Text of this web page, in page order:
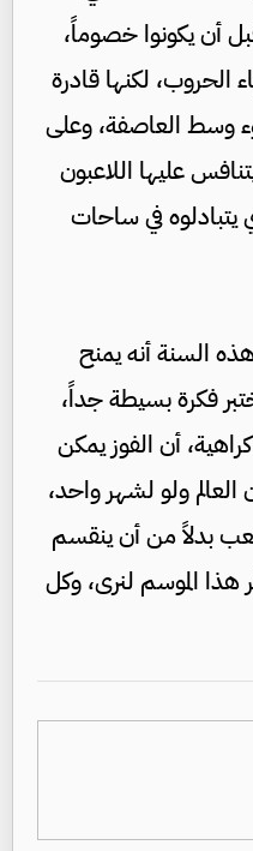
أن يكونوا خصوماً،
الحروب، لكنها قادرة
وسط العاصفة، وعلى
عليها اللاعبون
في ساحات
السنة أنه يمنح
فكرة بسيطة جداً،
أن الفوز يمكن
ولو لشهر واحد،
بدلاً من أن ينقسم
هذا الموسم لنرى، وكل